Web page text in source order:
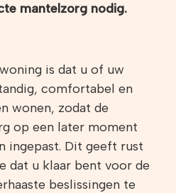
mantelzorg nodig.
is dat u of uw
comfortabel en
wonen, zodat de
op een later moment
ingepast. Dit geeft rust
dat u klaar bent voor de
beslissingen te